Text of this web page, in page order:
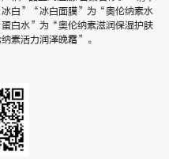
白”“冰白面膜”为“奥伦纳素水
白水”为“奥伦纳素滋润保湿护肤
活力润泽晚霜”。